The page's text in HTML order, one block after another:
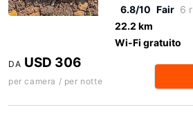
6.8/10 Fair 6
22.2 km
Wi-Fi gratuito
DA USD 306
per camera / per notte